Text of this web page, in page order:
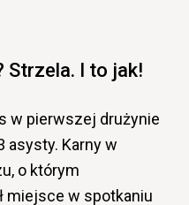
Strzela. I to jak!
w pierwszej drużynie
asysty. Karny w
o którym
miejsce w spotkaniu